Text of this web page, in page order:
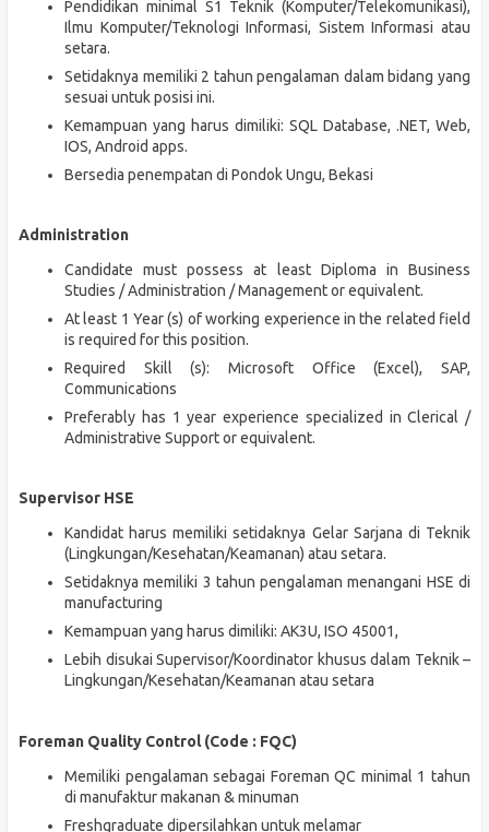
Pendidikan minimal S1 Teknik (Komputer/Telekomunikasi),
Ilmu Komputer/Teknologi Informasi, Sistem Informasi atau
setara.
Setidaknya memiliki 2 tahun pengalaman dalam bidang yang
sesuai untuk posisi ini.
Kemampuan yang harus dimiliki: SQL Database, .NET, Web,
IOS, Android apps.
Bersedia penempatan di Pondok Ungu, Bekasi
Administration
Candidate must possess at least Diploma in Business
Studies / Administration / Management or equivalent.
At least 1 Year (s) of working experience in the related field
is required for this position.
Required Skill (s): Microsoft Office (Excel), SAP,
Communications
Preferably has 1 year experience specialized in Clerical /
Administrative Support or equivalent.
Supervisor HSE
Kandidat harus memiliki setidaknya Gelar Sarjana di Teknik
(Lingkungan/Kesehatan/Keamanan) atau setara.
Setidaknya memiliki 3 tahun pengalaman menangani HSE di
manufacturing
Kemampuan yang harus dimiliki: AK3U, ISO 45001,
Lebih disukai Supervisor/Koordinator khusus dalam Teknik –
Lingkungan/Kesehatan/Keamanan atau setara
Foreman Quality Control (Code : FQC)
Memiliki pengalaman sebagai Foreman QC minimal 1 tahun
di manufaktur makanan & minuman
Freshgraduate dipersilahkan untuk melamar